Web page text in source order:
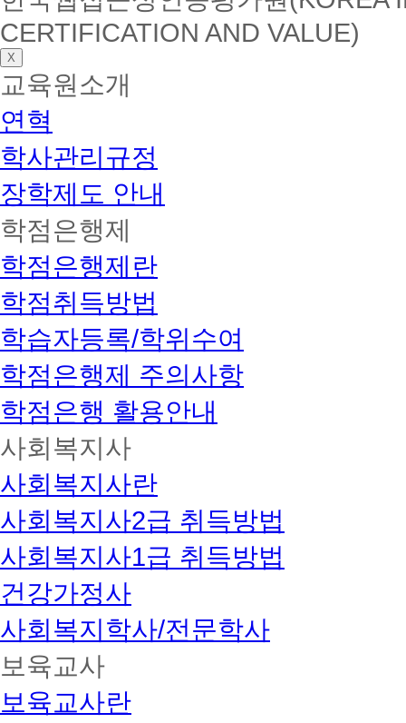
CERTIFICATION AND VALUE)
X
교육원소개
연혁
학사관리규정
장학제도 안내
학점은행제
학점은행제란
학점취득방법
학습자등록/학위수여
학점은행제 주의사항
학점은행 활용안내
사회복지사
사회복지사란
사회복지사2급 취득방법
사회복지사1급 취득방법
건강가정사
사회복지학사/전문학사
보육교사
보육교사란